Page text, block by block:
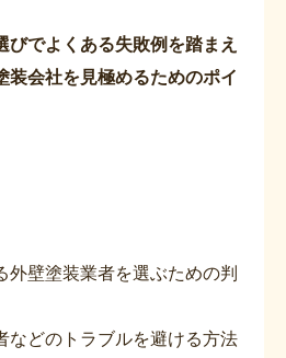
びでよくある失敗例を踏まえ
装会社を見極めるためのポイ
外壁塗装業者を選ぶための判
などのトラブルを避ける方法